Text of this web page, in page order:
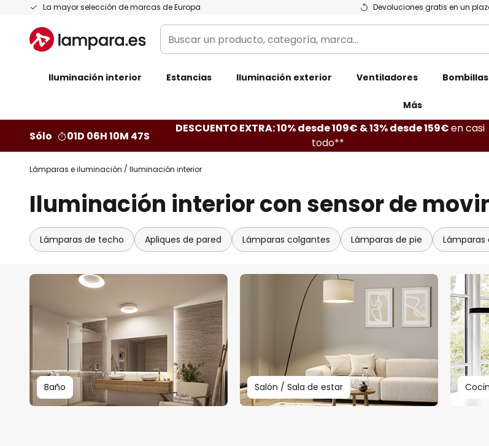
La mayor selección de marcas de Europa Devoluciones gratis en un
Ir
contenido
Buscar
un
categoría,
Iluminación interior Estancias Iluminación exterior Ventiladores Bombillas
Más
Sólo 01D 06H 10M 46S
DESCUENTO EXTRA: 10% desde 109€ & 13% desde 159€en casi
todo**
Lámparas e iluminación Iluminación interior
Iluminación interior con sensor de
Lámparas de techo Apliques de pared Lámparas colgantes Lámparas de pie Lámparas
Baño Salón / Sala de estar